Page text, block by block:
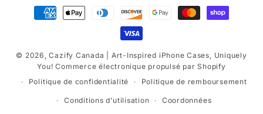
Moyens
de
© 2026,Cazify Canada | Art-Inspired iPhone Cases, Uniquely
You! Commerce électronique propulsé par Shopify
Politique de confidentialité
Politique de remboursement
Conditions d’utilisation Coordonnées